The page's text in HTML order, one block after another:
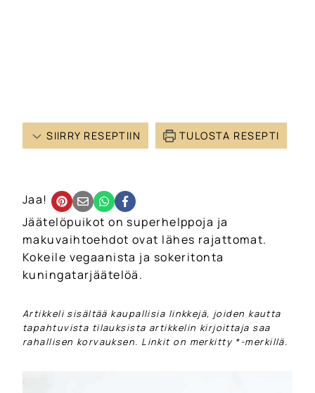
SIIRRY RESEPTIIN TULOSTA RESEPTI
Jaa!
Jäätelöpuikot on superhelppoja ja
makuvaihtoehdot ovat lähes rajattomat.
Kokeile vegaanista ja sokeritonta
kuningatarjäätelöä.
Artikkeli sisältää kaupallisia linkkejä, joiden kautta
tapahtuvista tilauksista artikkelin kirjoittaja saa
rahallisen korvauksen. Linkit on merkitty *-merkillä.